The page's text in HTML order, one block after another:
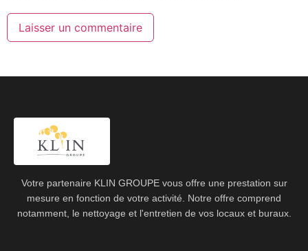
Votre partenaire KLIN GROUPE vous offre une prestation sur
mesure en fonction de votre activité. Notre offre comprend
notamment, le nettoyage et l'entretien de vos locaux et buraux.